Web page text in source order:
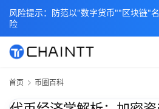
首页 币圈百科
风险提示：防范以"数字货币""区块链"
险